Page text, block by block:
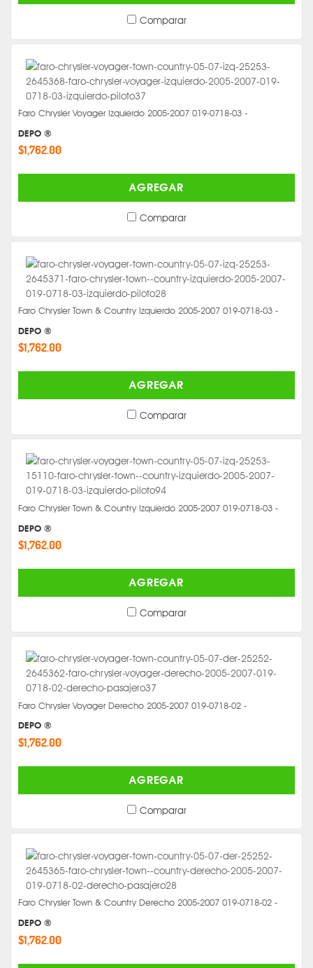
Comparar
Faro Chrysler Voyager Izquierdo 2005-2007 019-0718-03 -
DEPO ®
$1,762.00
AGREGAR
Comparar
Faro Chrysler Town & Country Izquierdo 2005-2007 019-0718-03 -
DEPO ®
$1,762.00
AGREGAR
Comparar
Faro Chrysler Town & Country Izquierdo 2005-2007 019-0718-03 -
DEPO ®
$1,762.00
AGREGAR
Comparar
Faro Chrysler Voyager Derecho 2005-2007 019-0718-02 -
DEPO ®
$1,762.00
AGREGAR
Comparar
Faro Chrysler Town & Country Derecho 2005-2007 019-0718-02 -
DEPO ®
$1,762.00